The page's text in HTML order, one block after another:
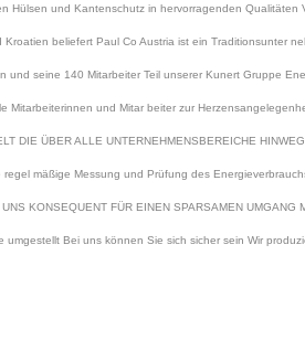
Hülsen und Kantenschutz in hervorragenden
Kroatien beliefert Paul Co Austria ist ein Traditionsunter
und seine 140 Mitarbeiter Teil unserer Kunert Gruppe
Mitarbeiterinnen und Mitar beiter zur
DIE ÜBER ALLE UNTERNEHMENSBEREICHE
regel mäßige Messung und Prüfung des
UNS KONSEQUENT FÜR EINEN SPARSAMEN
umgestellt Bei uns können Sie sich sicher sein Wir